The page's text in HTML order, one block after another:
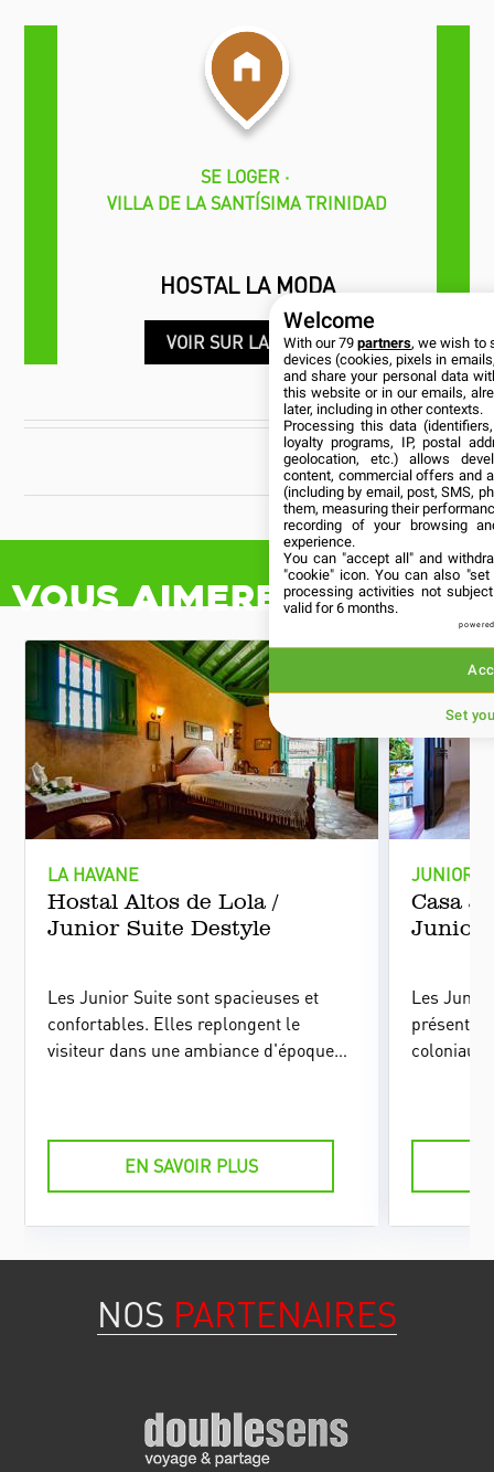
HOSTAL LA MODA
SE LOGER
VILLA DE LA SANTÍSIMA TRINIDAD
VOIR SUR LA CARTE
CUBANÍA
Vous aimerez aussi
LA HAVANE
Hostal Altos de Lola /
Junior Suite Destyle
Les Junior Suite sont spacieuses et
confortables. Elles replongent le
visiteur dans une ambiance d'époque
EN SAVOIR PLUS
JUNIOR
Casa
Junior
Les
coloniaux
NOS PARTENAIRES
Welcome
With our 79partners, we wish to
devices (cookies, pixels in
and share your personal data
this website or in our emails,
later, including in other contexts.
Processing this data
loyalty programs, IP, postal
geolocation, etc.) allows
content, commercial offers and
(including by email, post, SMS,
them, measuring their
recording of your browsing
experience.
You can "accept all" and
"cookie" icon. You can also
processing activities not
valid for 6 months.
Set